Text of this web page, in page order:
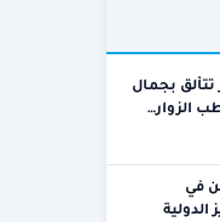
بجمال
الزوار…
في
الدولية